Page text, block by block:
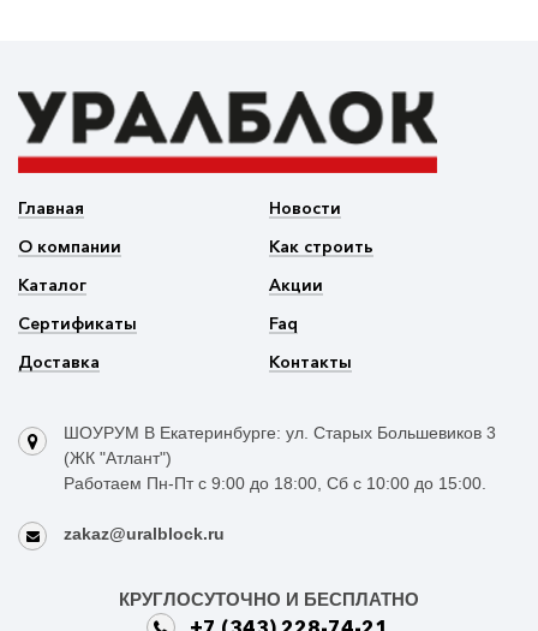
Главная
О компании
Каталог
Сертификаты
Доставка
Новости
Как строить
Акции
Faq
Контакты
ШОУРУМ В Екатеринбурге: ул. Старых Большевиков 3
(ЖК "Атлант")
Работаем Пн-Пт с 9:00 до 18:00, Сб с 10:00 до 15:00.
zakaz@uralblock.ru
КРУГЛОСУТОЧНО И БЕСПЛАТНО